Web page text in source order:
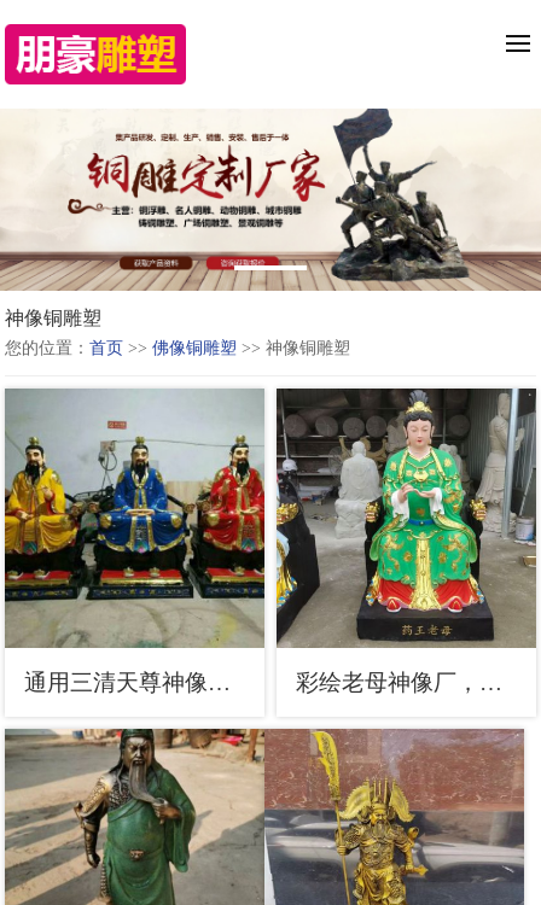
神像铜雕塑
您的位置：首页 >>佛像铜雕塑 >> 神像铜雕塑
通用三清天尊神像，彩绘工艺，铸铜三清天尊神像制作 彩绘老母神像厂，现代工艺，玻璃钢老母神像生产